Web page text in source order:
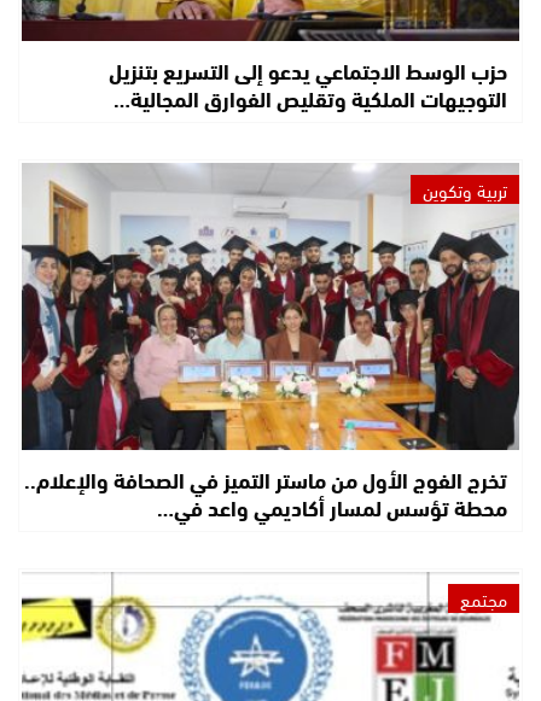
حزب الوسط الاجتماعي يدعو إلى التسريع بتنزيل
التوجيهات الملكية وتقليص الفوارق المجالية…
تربية وتكوين
تخرج الفوج الأول من ماستر التميز في الصحافة والإعلام..
محطة تؤسس لمسار أكاديمي واعد في…
مجتمع